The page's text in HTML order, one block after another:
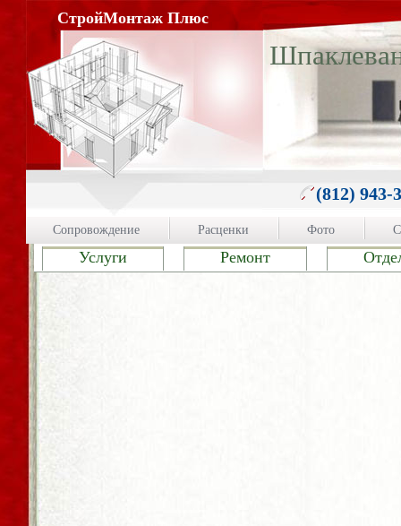
СтройМонтаж Плюс
(812) 943-
Сопровождение Расценки Фото
Услуги Ремонт